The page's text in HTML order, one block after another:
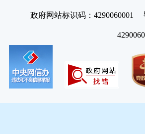
政府网站标识码：4290060001